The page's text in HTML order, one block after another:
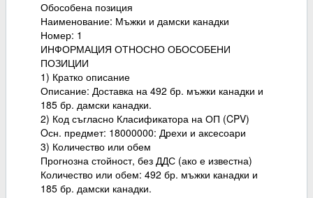
Обособена позиция
Наименование: Мъжки и дамски канадки
Номер: 1
ИНФОРМАЦИЯ ОТНОСНО ОБОСОБЕНИ
ПОЗИЦИИ
1) Кратко описание
Описание: Доставка на 492 бр. мъжки канадки и
185 бр. дамски канадки.
2) Код съгласно Класификатора на ОП (CPV)
Oсн. предмет: 18000000: Дрехи и аксесоари
3) Количество или обем
Прогнозна стойност, без ДДС (ако е известна)
Количество или обем: 492 бр. мъжки канадки и
185 бр. дамски канадки.